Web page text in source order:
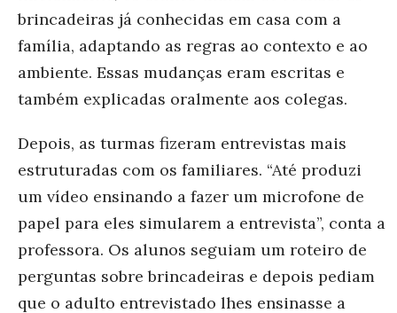
brincadeiras já conhecidas em casa com a
família, adaptando as regras ao contexto e ao
ambiente. Essas mudanças eram escritas e
também explicadas oralmente aos colegas.
Depois, as turmas fizeram entrevistas mais
estruturadas com os familiares. “Até produzi
um vídeo ensinando a fazer um microfone de
papel para eles simularem a entrevista”, conta a
professora. Os alunos seguiam um roteiro de
perguntas sobre brincadeiras e depois pediam
que o adulto entrevistado lhes ensinasse a